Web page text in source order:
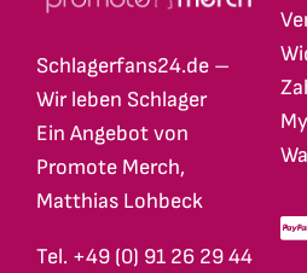
Schlagerfans24.de –
Wir leben Schlager
Ein Angebot von
Promote Merch,
Matthias Lohbeck
Tel. +49 (0) 91 26 29 44